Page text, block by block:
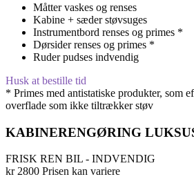
Måtter vaskes og renses
Kabine + sæder støvsuges
Instrumentbord renses og primes *
Dørsider renses og primes *
Ruder pudses indvendig
Husk at bestille tid
* Primes med antistatiske produkter, som
overflade som ikke tiltrækker støv
KABINERENGØRING
FRISK REN BIL - INDVENDIG
kr 2800 Prisen kan variere